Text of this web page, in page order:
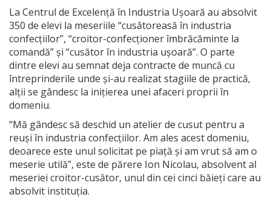
La Centrul de Excelență în Industria Ușoară au absolvit
350 de elevi la meseriile “cusătoreasă în industria
confecțiilor”, “croitor-confecționer îmbrăcăminte la
comandă” și “cusător în industria ușoară”. O parte
dintre elevi au semnat deja contracte de muncă cu
întreprinderile unde și-au realizat stagiile de practică,
alții se gândesc la inițierea unei afaceri proprii în
domeniu.
“Mă gândesc să deschid un atelier de cusut pentru a
reuși în industria confecțiilor. Am ales acest domeniu,
deoarece este unul solicitat pe piață și am vrut să am o
meserie utilă”, este de părere Ion Nicolau, absolvent al
meseriei croitor-cusător, unul din cei cinci băieți care au
absolvit instituția.